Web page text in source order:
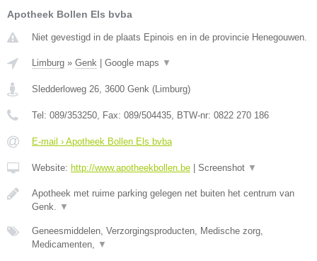
Apotheek Bollen Els bvba
Niet gevestigd in de plaats Epinois en in de provincie Henegouwen.
Limburg » Genk | Google maps ▼
Sledderloweg 26 3600 Genk (Limburg)
Tel: 089/353250 , Fax: 089/504435 , BTW-nr: 0822 270 186
E-mail › Apotheek Bollen Els bvba
Website: http://www.apotheekbollen.be | Screenshot ▼
Apotheek met ruime parking gelegen net buiten het centrum van
Genk.
▼
Geneesmiddelen, Verzorgingsproducten, Medische zorg,
Medicamenten,
▼